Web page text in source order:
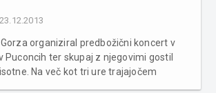
organiziral predbožični koncert v
Puconcih ter skupaj z njegovimi gostil
Na več kot tri ure trajajočem